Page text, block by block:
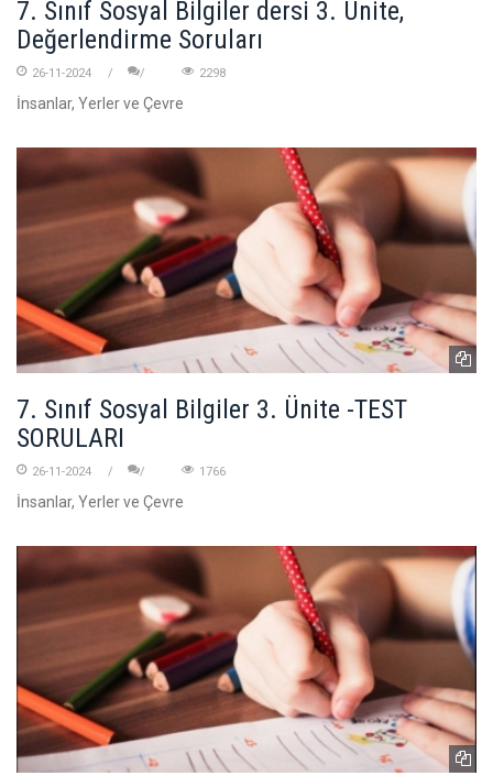
7. Sınıf Sosyal Bilgiler dersi 3. Ünite,
Değerlendirme Soruları
26-11-2024 2298
İnsanlar, Yerler ve Çevre
7. Sınıf Sosyal Bilgiler 3. Ünite -TEST
SORULARI
26-11-2024 1766
İnsanlar, Yerler ve Çevre